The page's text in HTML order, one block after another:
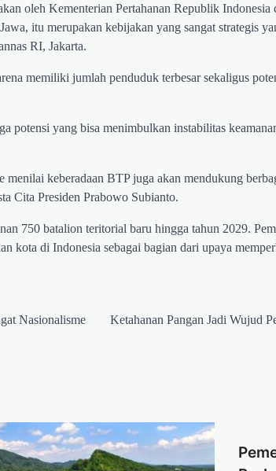
oleh Kementerian Pertahanan Republik
itu merupakan kebijakan yang sangat strategis
RI, Jakarta.
memiliki jumlah penduduk terbesar sekaligus
potensi yang bisa menimbulkan instabilitas
menilai keberadaan BTP juga akan mendukung
Cita Presiden Prabowo Subianto.
750 batalion teritorial baru hingga tahun 2029.
kota di Indonesia sebagai bagian dari upaya
Nasionalisme
Ketahanan Pangan Jadi Wujud